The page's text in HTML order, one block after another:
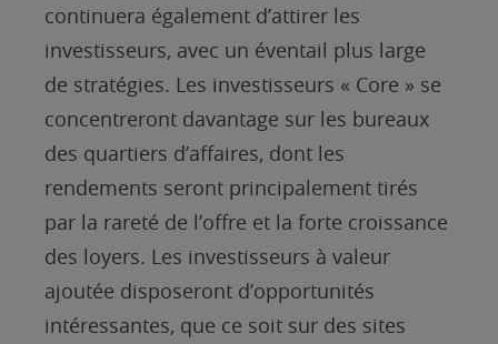
continuera également d’attirer les
investisseurs, avec un éventail plus large
de stratégies. Les investisseurs « Core » se
concentreront davantage sur les bureaux
des quartiers d’affaires, dont les
rendements seront principalement tirés
par la rareté de l’offre et la forte croissance
des loyers. Les investisseurs à valeur
ajoutée disposeront d’opportunités
intéressantes, que ce soit sur des sites